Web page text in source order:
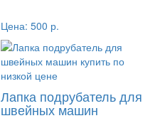
Цена: 500 р.
Лапка подрубатель для
швейных машин